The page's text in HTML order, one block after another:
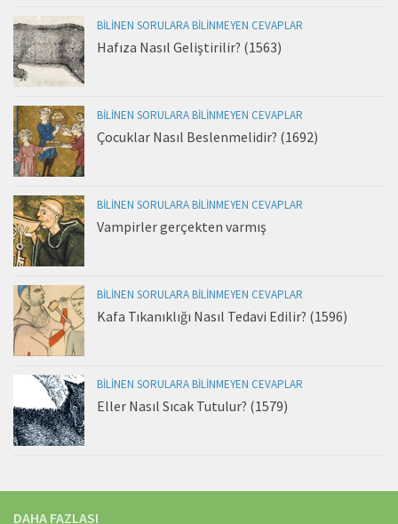
BILINEN SORULARA BILINMEYEN CEVAPLAR
Hafıza Nasıl Geliştirilir? (1563)
BILINEN SORULARA BILINMEYEN CEVAPLAR
Çocuklar Nasıl Beslenmelidir? (1692)
BILINEN SORULARA BILINMEYEN CEVAPLAR
Vampirler gerçekten varmış
BILINEN SORULARA BILINMEYEN CEVAPLAR
Kafa Tıkanıklığı Nasıl Tedavi Edilir? (1596)
BILINEN SORULARA BILINMEYEN CEVAPLAR
Eller Nasıl Sıcak Tutulur? (1579)
DAHA FAZLASI